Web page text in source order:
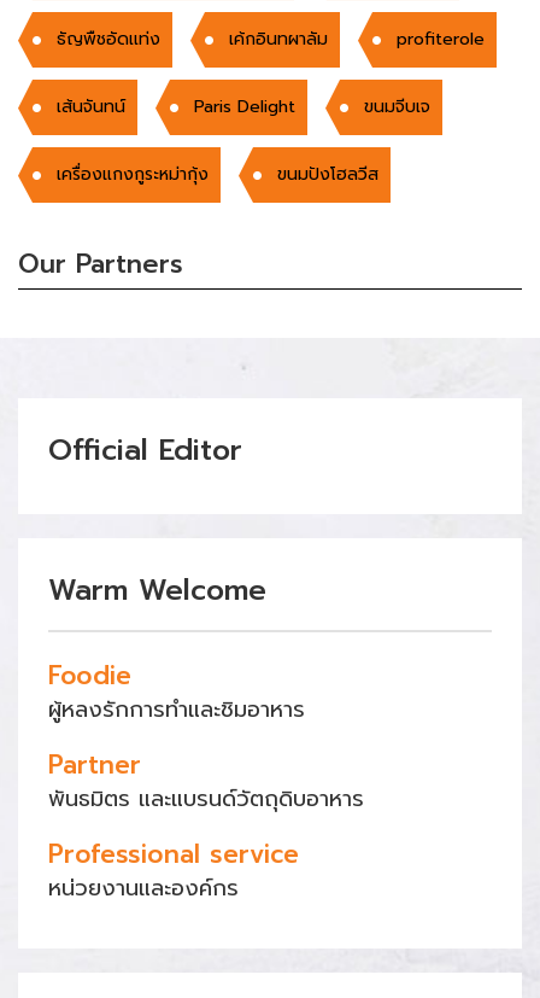
ธัญพืชอัดเเท่ง เค้กอินทผาลัม profiterole
เส้นจันทน์ Paris Delight ขนมจีบเจ
เครื่องแกงกูระหม่ากุ้ง ขนมปังโฮลวีส
Our Partners
Official Editor
Warm Welcome
Foodie
ผู้หลงรักการทำและชิมอาหาร
Partner
พันธมิตร และแบรนด์วัตถุดิบอาหาร
Professional service
หน่วยงานและองค์กร